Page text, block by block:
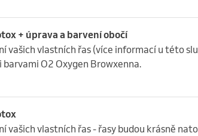
+ úprava a barvení obočí
vašich vlastních řas (více informací u této
O2 Oxygen Browxenna.
vašich vlastních řas - řasy budou krásně